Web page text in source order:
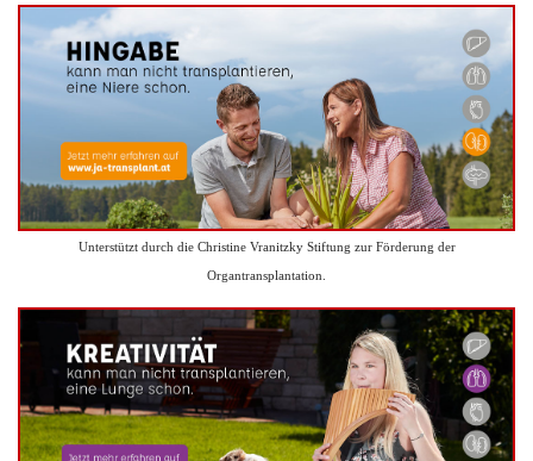
Unterstützt durch die Christine Vranitzky Stiftung zur Förderung der
Organtransplantation.